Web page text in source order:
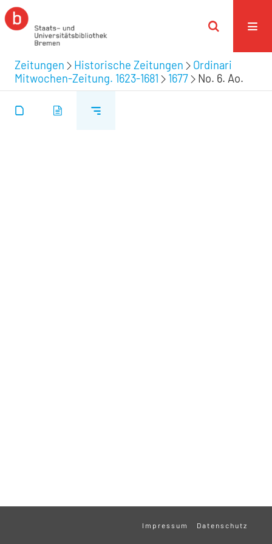
Zeitungen Historische Zeitungen
Ordinari
Mitwochen-Zeitung. 1623-1681
1677 No. 6. Ao.
Impressum Datenschutz